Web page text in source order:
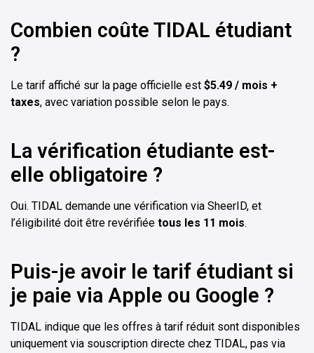
Combien coûte TIDAL étudiant
?
Le tarif affiché sur la page officielle est $5.49 / mois +
taxes, avec variation possible selon le pays.
La vérification étudiante est-
elle obligatoire ?
Oui. TIDAL demande une vérification via SheerID, et
l’éligibilité doit être revérifiée tous les 11 mois.
Puis-je avoir le tarif étudiant si
je paie via Apple ou Google ?
TIDAL indique que les offres à tarif réduit sont disponibles
uniquement via souscription directe chez TIDAL, pas via